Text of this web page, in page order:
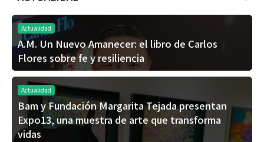
Actualidad
A.M. Un Nuevo Amanecer: el libro de Carlos
Flores sobre fe y resiliencia
Actualidad
Bam y Fundación Margarita Tejada presentan
Expo13, una muestra de arte que transforma
vidas